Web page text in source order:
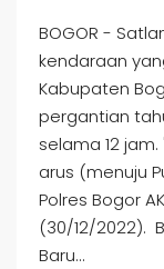
BOGOR -
kendaraan
Kabupaten
pergantian
selama 12
arus (menuju
Polres Bogor
(30/12/2022).
Baru...